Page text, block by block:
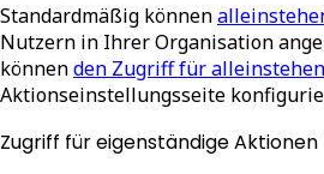
Standardmäßig können
Nutzern in Ihrer Organisation
könnenden Zugriff für
Aktionseinstellungsseite
Zugriff für eigenständige